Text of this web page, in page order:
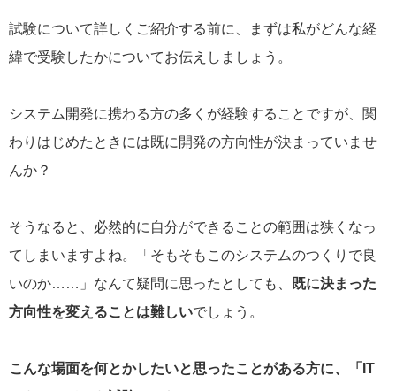
試験について詳しくご紹介する前に、まずは私がどんな経
緯で受験したかについてお伝えしましょう。
システム開発に携わる方の多くが経験することですが、関
わりはじめたときには既に開発の方向性が決まっていませ
んか？
そうなると、必然的に自分ができることの範囲は狭くなっ
てしまいますよね。「そもそもこのシステムのつくりで良
いのか……」なんて疑問に思ったとしても、
既に決まった
方向性を変えることは難しいでしょう。
こんな場面を何とかしたいと思ったことがある方に、「IT